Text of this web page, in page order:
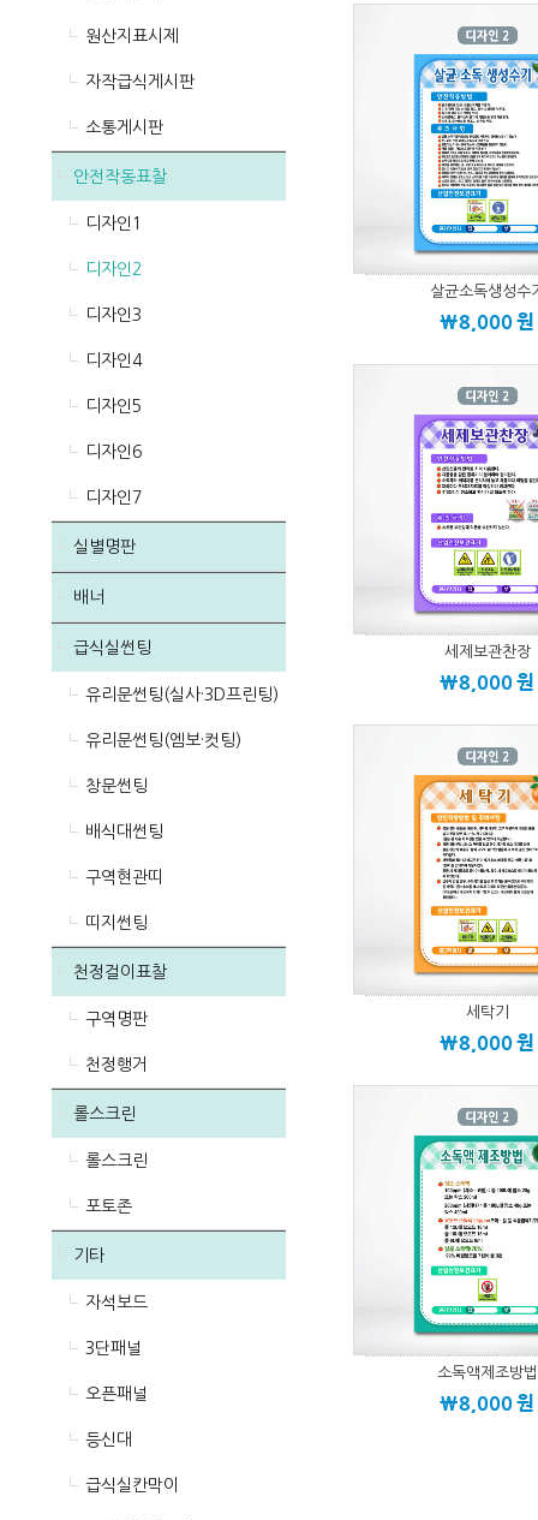
원산지표시제
자작급식게시판
소통게시판
안전작동표찰
디자인1
디자인2
디자인3
디자인4
디자인5
디자인6
디자인7
실별명판
배너
급식실썬팅
유리문썬팅(실사·3D프린팅)
유리문썬팅(엠보·컷팅)
창문썬팅
배식대썬팅
구역현관띠
띠지썬팅
천정걸이표찰
구역명판
천정행거
롤스크린
롤스크린
포토존
기타
자석보드
3단패널
오픈패널
등신대
급식실칸막이
살균소독생성수
\8,000원
세제보관찬장
\8,000원
세탁기
\8,000원
소독액제조방법
\8,000원